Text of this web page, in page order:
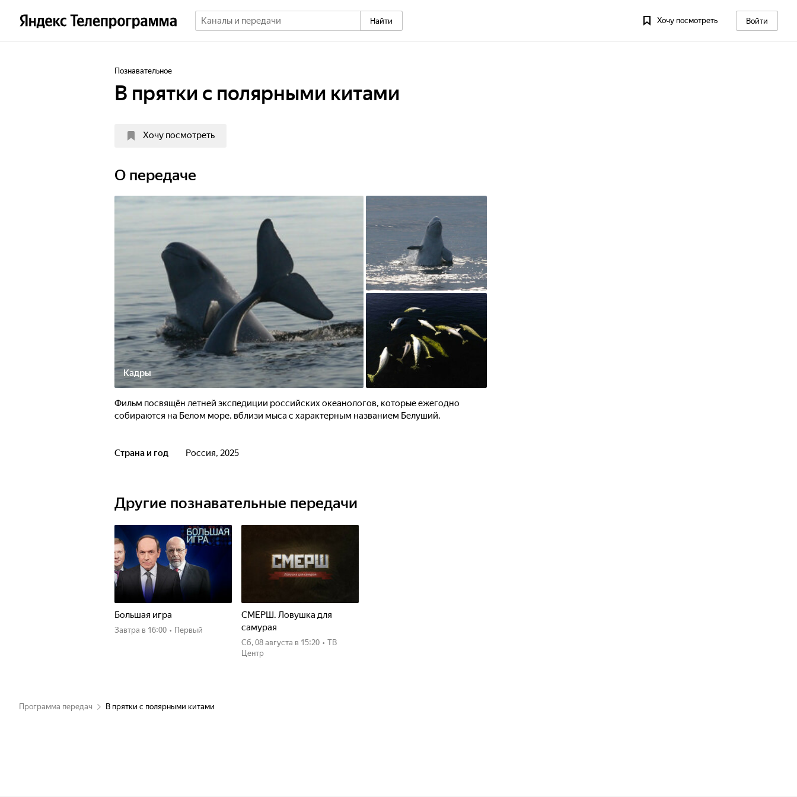
Найти Хочу посмотреть Войти
Познавательное
В прятки с полярными китами
Хочу посмотреть
О передаче
Кадры
Фильм посвящён летней экспедиции российских океанологов, которые ежегодно
собираются на Белом море, вблизи мыса с характерным названием Белуший.
Страна и год Россия, 2025
Другие познавательные передачи
Большая игра
Завтра в 16:00 • Первый
СМЕРШ. Ловушка для
самурая
сб, 08 августа в 15:20 • ТВ
Центр
Программа передач В прятки с полярными китами